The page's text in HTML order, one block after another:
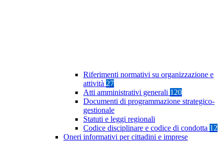
Riferimenti normativi su organizzazione e
attività 27
Atti amministrativi generali 120
Documenti di programmazione strategico-
gestionale
Statuti e leggi regionali
Codice disciplinare e codice di condotta 12
Oneri informativi per cittadini e imprese